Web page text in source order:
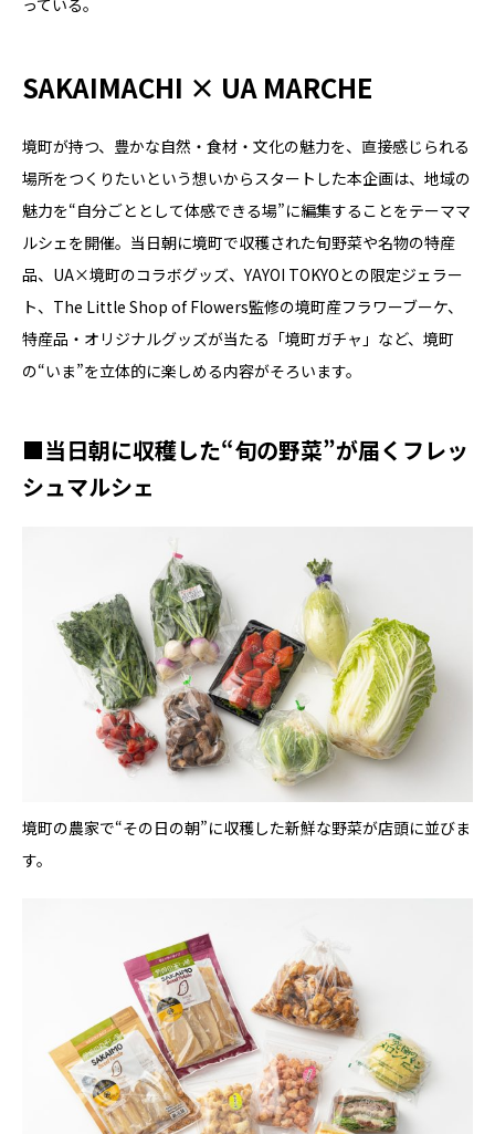
っている。
SAKAIMACHI × UA MARCHE
境町が持つ、豊かな自然・食材・文化の魅力を、直接感じられる
場所をつくりたいという想いからスタートした本企画は、地域の
魅力を“自分ごととして体感できる場”に編集することをテーママ
ルシェを開催。当日朝に境町で収穫された旬野菜や名物の特産
品、UA×境町のコラボグッズ、YAYOI TOKYOとの限定ジェラー
ト、The Little Shop of Flowers監修の境町産フラワーブーケ、
特産品・オリジナルグッズが当たる「境町ガチャ」など、境町
の“いま”を立体的に楽しめる内容がそろいます。
■当日朝に収穫した“旬の野菜”が届くフレッ
シュマルシェ
境町の農家で“その日の朝”に収穫した新鮮な野菜が店頭に並びま
す。